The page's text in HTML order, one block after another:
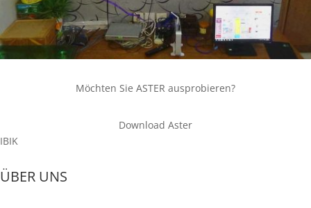
Möchten Sie ASTER ausprobieren?
Download Aster
IBIK
ÜBER UNS